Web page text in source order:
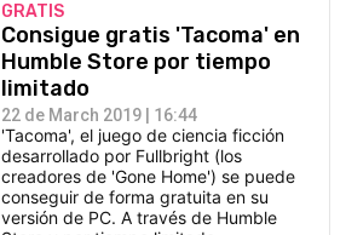
GRATIS
Consigue gratis 'Tacoma' en
Humble Store por tiempo
limitado
22 de March 2019 | 16:44
'Tacoma', el juego de ciencia ficción
desarrollado por Fullbright (los
creadores de 'Gone Home') se puede
conseguir de forma gratuita en su
versión de PC. A través de Humble